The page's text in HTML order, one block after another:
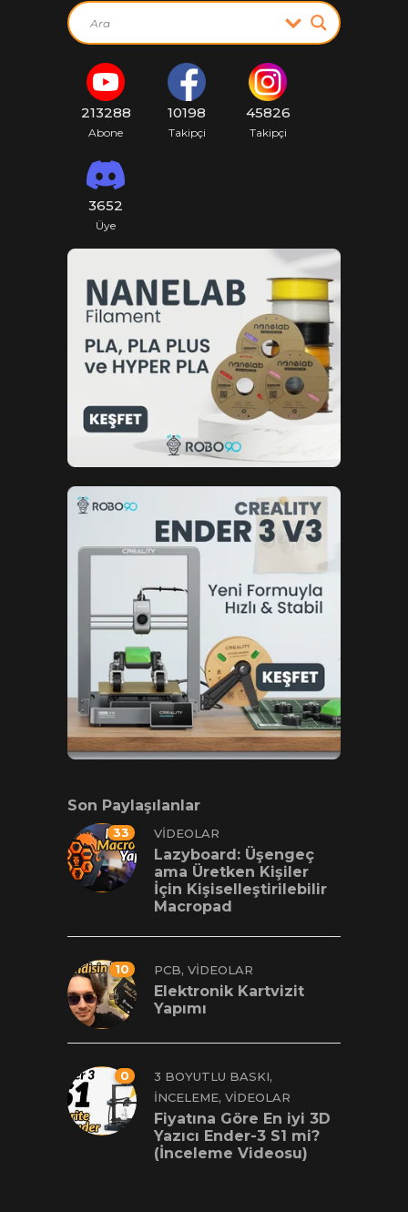
213288
Abone
10198
Takipçi
45826
Takipçi
3652
Üye
Son Paylaşılanlar
33 VIDEOLAR
Lazyboard: Üşengeç
ama Üretken Kişiler
İçin Kişiselleştirilebilir
Macropad
10 PCB, VIDEOLAR
Elektronik Kartvizit
Yapımı
0 3 BOYUTLU BASKI,
İNCELEME, VIDEOLAR
Fiyatına Göre En iyi 3D
Yazıcı Ender-3 S1 mi?
(İnceleme Videosu)